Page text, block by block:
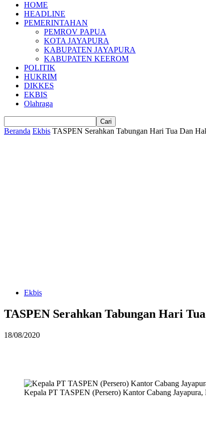
HOME
HEADLINE
PEMERINTAHAN
PEMROV PAPUA
KOTA JAYAPURA
KABUPATEN JAYAPURA
KABUPATEN KEEROM
POLITIK
HUKRIM
DIKKES
EKBIS
Olahraga
Beranda Ekbis TASPEN Serahkan Tabungan Hari Tua Dan
Ekbis
TASPEN Serahkan Tabungan Hari
18/08/2020
Kepala PT TASPEN (Persero) Kantor Cabang